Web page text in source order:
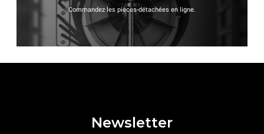
Commandez les pièces-détachées en ligne.
Newsletter